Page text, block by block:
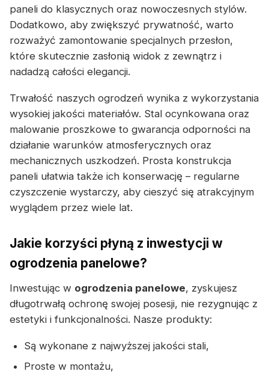
paneli do klasycznych oraz nowoczesnych stylów.
Dodatkowo, aby zwiększyć prywatność, warto
rozważyć zamontowanie specjalnych przesłon,
które skutecznie zasłonią widok z zewnątrz i
nadadzą całości elegancji.
Trwałość naszych ogrodzeń wynika z wykorzystania
wysokiej jakości materiałów. Stal ocynkowana oraz
malowanie proszkowe to gwarancja odporności na
działanie warunków atmosferycznych oraz
mechanicznych uszkodzeń. Prosta konstrukcja
paneli ułatwia także ich konserwację – regularne
czyszczenie wystarczy, aby cieszyć się atrakcyjnym
wyglądem przez wiele lat.
Jakie korzyści płyną z inwestycji w
ogrodzenia panelowe?
Inwestując w ogrodzenia panelowe, zyskujesz
długotrwałą ochronę swojej posesji, nie rezygnując z
estetyki i funkcjonalności. Nasze produkty:
Są wykonane z najwyższej jakości stali,
Proste w montażu,